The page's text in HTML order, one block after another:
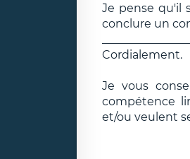
Je pense qu'il
conclure un
Cordialement.
Je vous
compétence
et/ou veulent